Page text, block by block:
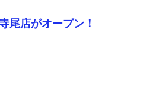
尾店がオープン！